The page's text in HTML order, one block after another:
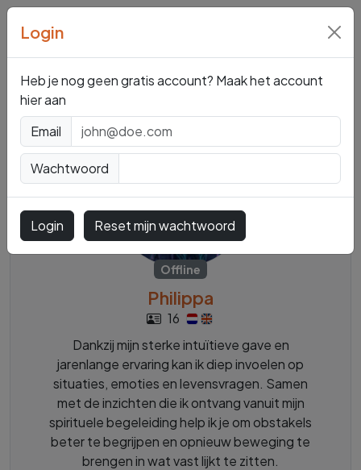
Mediums en
Offline
Philippa
16
Dankzij mijn sterke intuïtieve gave en
jarenlange ervaring kan ik diep invoelen op
situaties, emoties en levensvragen. Samen
met de inzichten die ik ontvang vanuit mijn
spirituele begeleiding help ik je om obstakels
beter te begrijpen en opnieuw beweging te
brengen in wat vast lijkt te zitten.
Login
Heb je nog geen gratis account? Maak het account
hier aan
Email
Wachtwoord
Login Reset mijn wachtwoord